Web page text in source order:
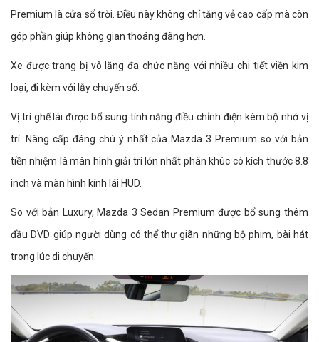
Premium là cửa sổ trời. Điều này không chỉ tăng vẻ cao cấp mà còn
góp phần giúp không gian thoáng đãng hơn.
Xe được trang bị vô lăng đa chức năng với nhiều chi tiết viền kim
loại, đi kèm với lẫy chuyển số.
Vị trí ghế lái được bổ sung tính năng điều chỉnh điện kèm bộ nhớ vị
trí. Nâng cấp đáng chú ý nhất của Mazda 3 Premium so với bản
tiền nhiệm là màn hình giải trí lớn nhất phân khúc có kích thước 8.8
inch và màn hình kính lái HUD.
So với bản Luxury, Mazda 3 Sedan Premium được bổ sung thêm
đầu DVD giúp người dùng có thể thư giãn những bộ phim, bài hát
trong lúc di chuyển.